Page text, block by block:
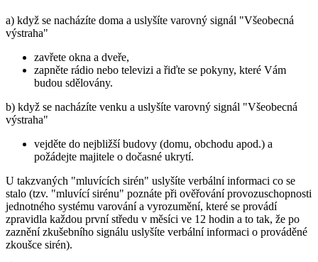
a) když se nacházíte doma a uslyšíte varovný signál "Všeobecná
výstraha"
zavřete okna a dveře,
zapněte rádio nebo televizi a řiďte se pokyny, které Vám
budou sdělovány.
b) když se nacházíte venku a uslyšíte varovný signál "Všeobecná
výstraha"
vejděte do nejbližší budovy (domu, obchodu apod.) a
požádejte majitele o dočasné ukrytí.
U takzvaných "mluvících sirén" uslyšíte verbální informaci co se
stalo (tzv. "mluvící sirénu" poznáte při ověřování provozuschopnosti
jednotného systému varování a vyrozumění, které se provádí
zpravidla každou první středu v měsíci ve 12 hodin a to tak, že po
zaznění zkušebního signálu uslyšíte verbální informaci o prováděné
zkoušce sirén).